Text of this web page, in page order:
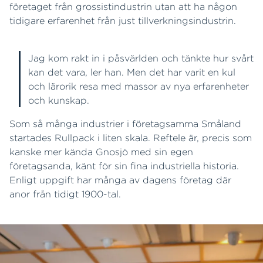
företaget från grossistindustrin utan att ha någon
tidigare erfarenhet från just tillverkningsindustrin.
Jag kom rakt in i påsvärlden och tänkte hur svårt
kan det vara, ler han. Men det har varit en kul
och lärorik resa med massor av nya erfarenheter
och kunskap.
Som så många industrier i företagsamma Småland
startades Rullpack i liten skala. Reftele är, precis som
kanske mer kända Gnosjö med sin egen
företagsanda, känt för sin fina industriella historia.
Enligt uppgift har många av dagens företag där
anor från tidigt 1900-tal.